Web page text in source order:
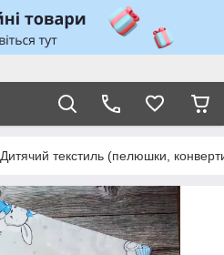
Дитячий текстиль (пелюшки,